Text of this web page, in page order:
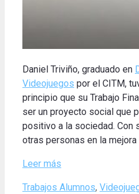
Daniel Triviño, graduado en
Videojuegos por el CITM,
principio que su Trabajo
ser un proyecto social que
positivo a la sociedad. Con
otras personas en la
Leer más
Categories
Trabajos Alumnos,